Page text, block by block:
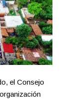
el Consejo